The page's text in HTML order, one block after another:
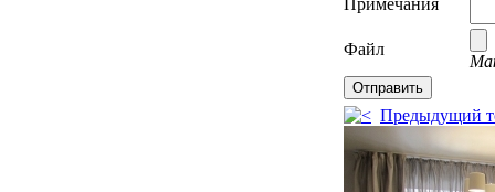
Примечания
Файл
Предыдущий